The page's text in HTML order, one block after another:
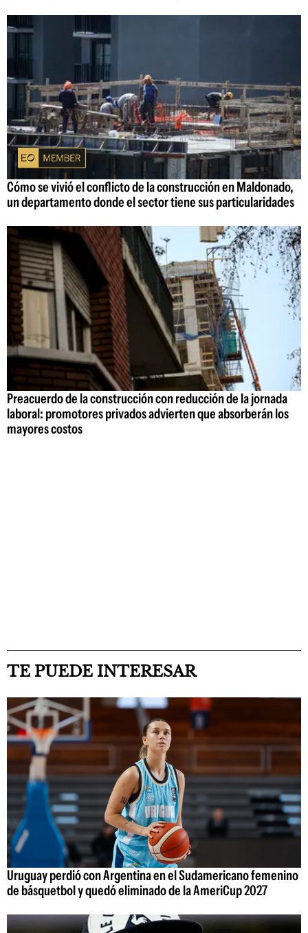
Cómo se vivió el conflicto de la construcción en Maldonado,
un departamento donde el sector tiene sus particularidades
Preacuerdo de la construcción con reducción de la jornada
laboral: promotores privados advierten que absorberán los
mayores costos
TE PUEDE INTERESAR
Uruguay perdió con Argentina en el Sudamericano femenino
de básquetbol y quedó eliminado de la AmeriCup 2027